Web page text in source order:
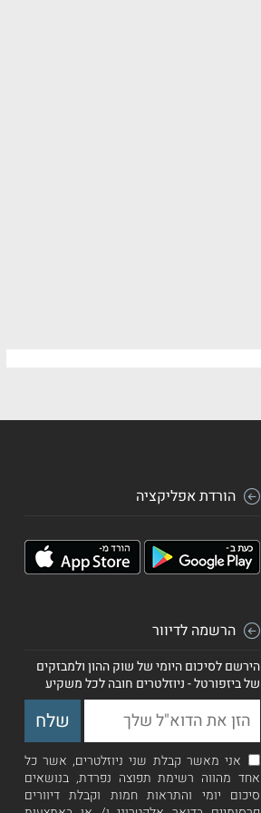
הורדת אפליקציה
הרשמה לדיוור
הירשם לסיכום היומי של שוק ההון ולמבזקים
של ביזפורטל - ניוזלטרים חובה לכל משקיע
אני מאשר קבלת שני ניוזלטרים, אשר כל
אחד מהווה רשימת תפוצה נפרדת, בנושאים
סיכום יומי והתראות חמות וקבלת דיוורים